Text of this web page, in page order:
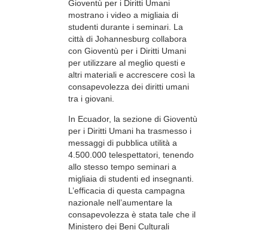
Gioventù per i Diritti Umani
mostrano i video a migliaia di
studenti durante i seminari. La
città di Johannesburg collabora
con Gioventù per i Diritti Umani
per utilizzare al meglio questi e
altri materiali e accrescere così la
consapevolezza dei diritti umani
tra i giovani.
In Ecuador, la sezione di Gioventù
per i Diritti Umani ha trasmesso i
messaggi di pubblica utilità a
4.500.000 telespettatori, tenendo
allo stesso tempo seminari a
migliaia di studenti ed insegnanti.
L’efficacia di questa campagna
nazionale nell’aumentare la
consapevolezza è stata tale che il
Ministero dei Beni Culturali